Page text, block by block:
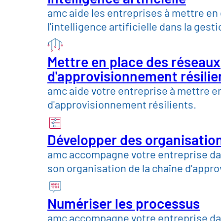
amc aide les entreprises à mettre
l'intelligence artificielle dans la
Mettre en place des réseaux
d'approvisionnement
amc aide votre entreprise à mettre
d'approvisionnement résilients.
Développer des
amc accompagne votre entreprise
son organisation de la chaîne
Numériser les processus
amc accompagne votre entreprise
Le rythme effréné de
et de sécurité, ainsi que la
des défis particuliers aux
secteurs des
dépendances
des structures de
efficace. amc aide les
l'informatique à orienter
instaurer la transparence et
Prendre rendez-vous